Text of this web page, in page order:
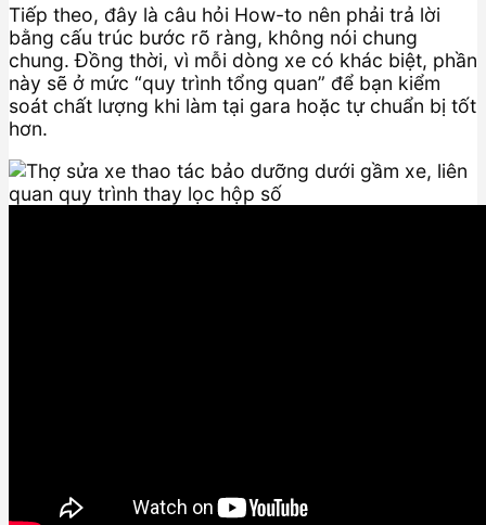
Tiếp theo, đây là câu hỏi How-to nên phải trả lời
bằng cấu trúc bước rõ ràng, không nói chung
chung. Đồng thời, vì mỗi dòng xe có khác biệt, phần
này sẽ ở mức “quy trình tổng quan” để bạn kiểm
soát chất lượng khi làm tại gara hoặc tự chuẩn bị tốt
hơn.